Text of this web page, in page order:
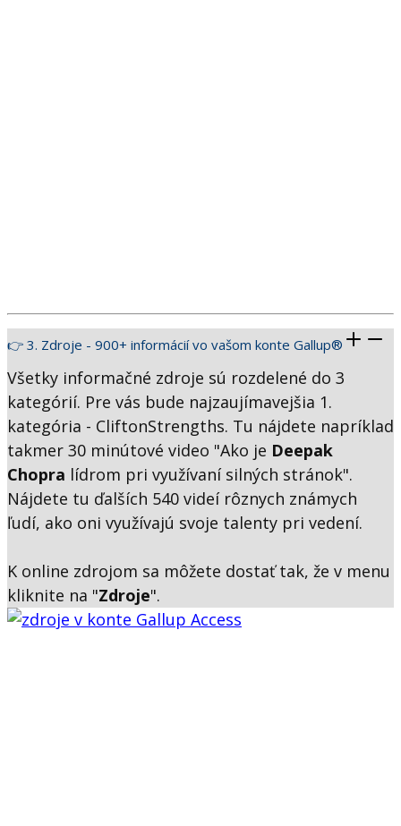
👉 3. Zdroje - 900+ informácií vo vašom konte Gallup®
Všetky informačné zdroje sú rozdelené do 3
kategórií. Pre vás bude najzaujímavejšia 1.
kategória - CliftonStrengths. Tu nájdete napríklad
takmer 30 minútové video "Ako je Deepak
Chopra lídrom pri využívaní silných stránok".
Nájdete tu ďalších 540 videí rôznych známych
ľudí, ako oni využívajú svoje talenty pri vedení.
K online zdrojom sa môžete dostať tak, že v menu
kliknite na "Zdroje".